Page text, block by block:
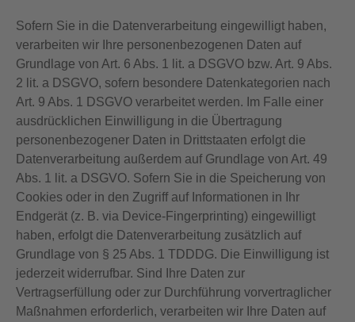
Sofern Sie in die Datenverarbeitung eingewilligt haben,
verarbeiten wir Ihre personenbezogenen Daten auf
Grundlage von Art. 6 Abs. 1 lit. a DSGVO bzw. Art. 9 Abs.
2 lit. a DSGVO, sofern besondere Datenkategorien nach
Art. 9 Abs. 1 DSGVO verarbeitet werden. Im Falle einer
ausdrücklichen Einwilligung in die Übertragung
personenbezogener Daten in Drittstaaten erfolgt die
Datenverarbeitung außerdem auf Grundlage von Art. 49
Abs. 1 lit. a DSGVO. Sofern Sie in die Speicherung von
Cookies oder in den Zugriff auf Informationen in Ihr
Endgerät (z. B. via Device-Fingerprinting) eingewilligt
haben, erfolgt die Datenverarbeitung zusätzlich auf
Grundlage von § 25 Abs. 1 TDDDG. Die Einwilligung ist
jederzeit widerrufbar. Sind Ihre Daten zur
Vertragserfüllung oder zur Durchführung vorvertraglicher
Maßnahmen erforderlich, verarbeiten wir Ihre Daten auf